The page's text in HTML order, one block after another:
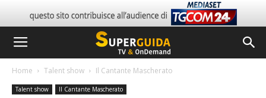
Home Talent show Il Cantante Mascherato
Talent show Il Cantante Mascherato